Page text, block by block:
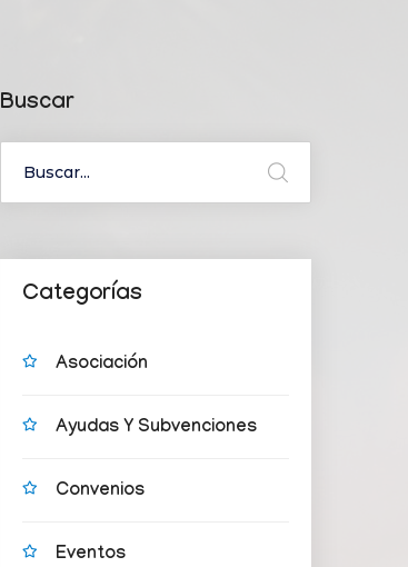
Buscar
Categorías
Asociación
Ayudas Y Subvenciones
Convenios
Eventos